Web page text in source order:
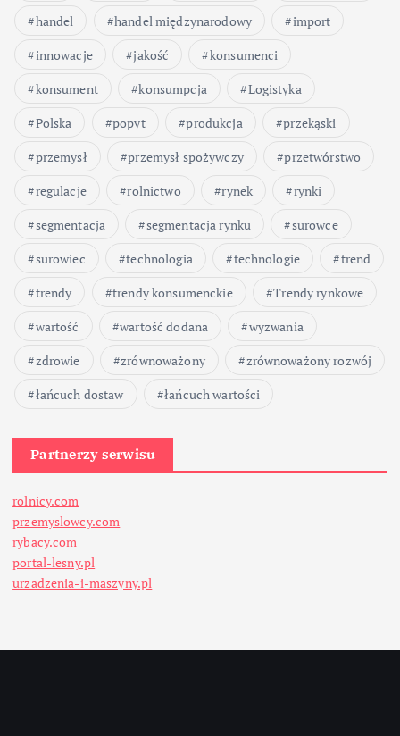
handel
handel międzynarodowy
import
innowacje
jakość
konsumenci
konsument
konsumpcja
Logistyka
Polska
popyt produkcja
przekąski
przemysł
przemysł spożywczy
przetwórstwo
regulacje
rolnictwo rynek
rynki
segmentacja
segmentacja rynku
surowce
surowiec
technologia technologie
trend
trendy
trendy konsumenckie
Trendy rynkowe
wartość
wartość dodana
wyzwania
zdrowie
zrównoważony
zrównoważony rozwój
łańcuch dostaw
łańcuch wartości
Partnerzy serwisu
rolnicy.com
przemyslowcy.com
rybacy.com
portal-lesny.pl
urzadzenia-i-maszyny.pl